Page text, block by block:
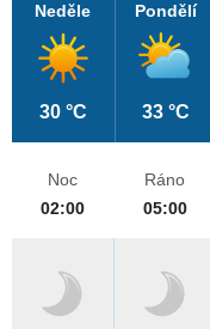
Neděle
30 °C
Pondělí
33 °C
Noc
02:00
Ráno
05:00